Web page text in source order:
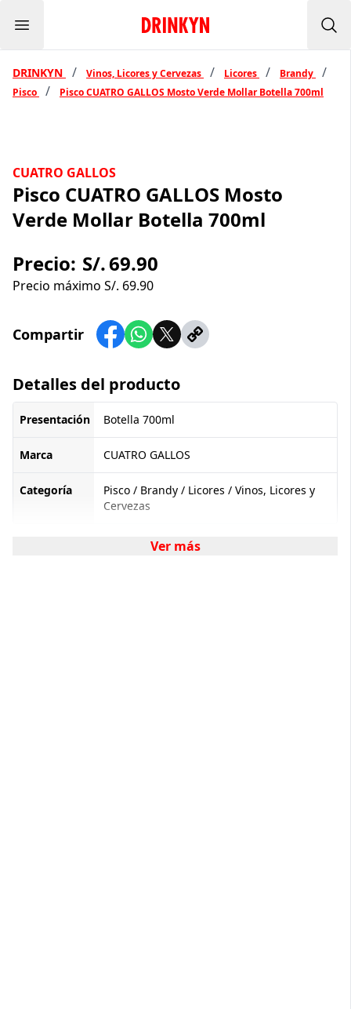
Menu Inicio Drinkyn
DRINKYN / Vinos, Licores y Cervezas / Licores / Brandy /
Pisco / Pisco CUATRO GALLOS Mosto Verde Mollar Botella 700ml
CUATRO GALLOS
Pisco CUATRO GALLOS Mosto
Verde Mollar Botella 700ml
Precio: S/.69.90
Precio máximo S/. 69.90
Compartir
Detalles del producto
Presentación Botella 700ml
Marca CUATRO GALLOS
Categoría
Pisco / Brandy / Licores / Vinos, Licores y
Cervezas
Ver más